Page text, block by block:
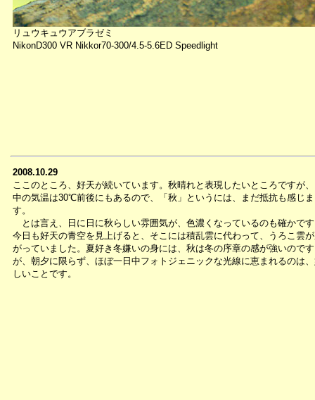
リュウキュウアブラゼミ
NikonD300 VR Nikkor70-300/4.5-5.6ED Speedlight
2008.10.29
ここのところ、好天が続いています。秋晴れと表現したいところですが
中の気温は30℃前後にもあるので、「秋」というには、まだ抵抗も感じま
す。
とは言え、日に日に秋らしい雰囲気が、色濃くなっているのも確かで
今日も好天の青空を見上げると、そこには積乱雲に代わって、うろこ雲
がっていました。夏好き冬嫌いの身には、秋は冬の序章の感が強いのです
が、朝夕に限らず、ほぼ一日中フォトジェニックな光線に恵まれるのは
しいことです。